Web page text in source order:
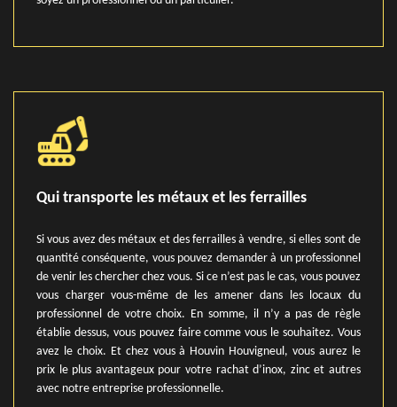
Qui transporte les métaux et les ferrailles
Si vous avez des métaux et des ferrailles à vendre, si elles sont de
quantité conséquente, vous pouvez demander à un professionnel
de venir les chercher chez vous. Si ce n’est pas le cas, vous pouvez
vous charger vous-même de les amener dans les locaux du
professionnel de votre choix. En somme, il n’y a pas de règle
établie dessus, vous pouvez faire comme vous le souhaitez. Vous
avez le choix. Et chez vous à Houvin Houvigneul, vous aurez le
prix le plus avantageux pour votre rachat d’inox, zinc et autres
avec notre entreprise professionnelle.